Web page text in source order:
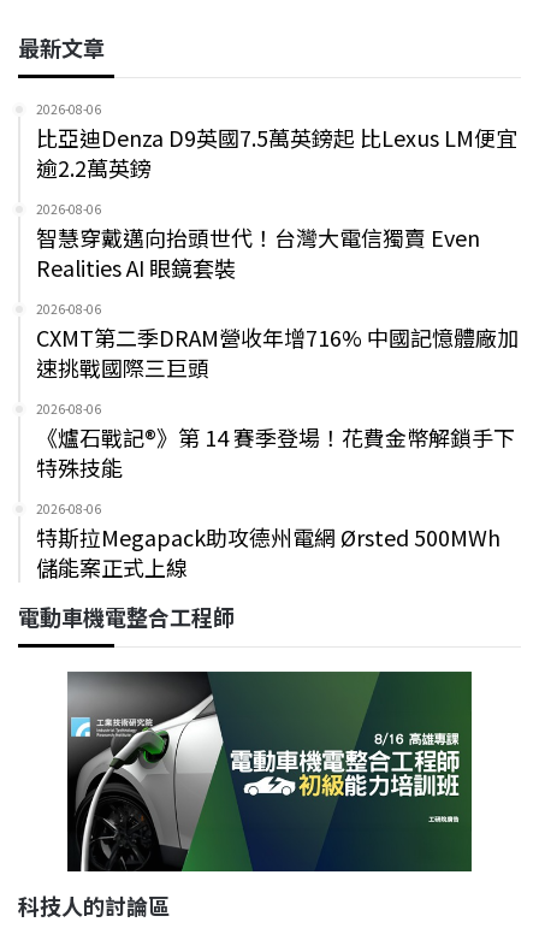
最新文章
2026-08-06
比亞迪Denza D9英國7.5萬英鎊起 比Lexus LM便宜
逾2.2萬英鎊
2026-08-06
智慧穿戴邁向抬頭世代！台灣大電信獨賣 Even
Realities AI 眼鏡套裝
2026-08-06
CXMT第二季DRAM營收年增716% 中國記憶體廠加
速挑戰國際三巨頭
2026-08-06
《爐石戰記®》第 14 賽季登場！花費金幣解鎖手下
特殊技能
2026-08-06
特斯拉Megapack助攻德州電網 Ørsted 500MWh
儲能案正式上線
電動車機電整合工程師
科技人的討論區